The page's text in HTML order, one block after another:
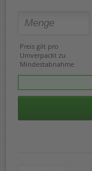
Preis gilt pro
Umverpackt zu
Mindestabnahme